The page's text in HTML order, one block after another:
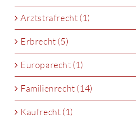
Arztstrafrecht (1)
Erbrecht (5)
Europarecht (1)
Familienrecht (14)
Kaufrecht (1)